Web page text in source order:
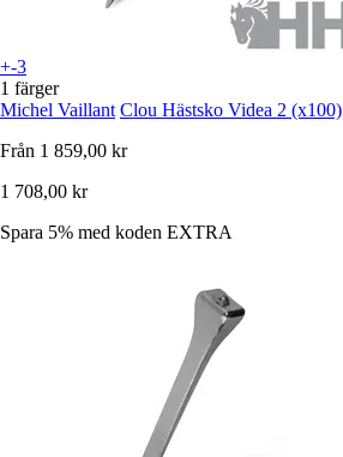
+-3
1 färger
Michel Vaillant Clou Hästsko Videa 2 (x100)
Från 1 859,00 kr
1 708,00 kr
Spara 5% med koden EXTRA